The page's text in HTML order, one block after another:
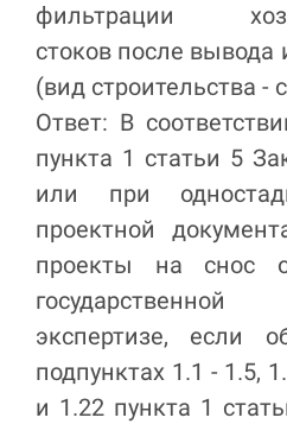
фильтрации
стоков после вывода
(вид строительства -
Ответ: В
пункта 1 статьи 5
или при
проектной
проекты на снос
экспертизе, если
подпунктах 1.1 - 1.5,
и 1.22 пункта 1